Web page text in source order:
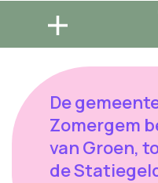
De
Zomergem
van Groen,
de